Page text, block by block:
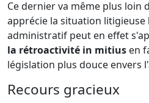
Ce dernier va même plus loin
apprécie la situation
administratif peut en effet
la rétroactivité in mitius en
législation plus douce envers
Recours gracieux